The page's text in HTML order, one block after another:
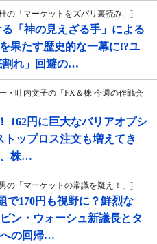
の「マーケットをズバリ裏読み」]
「神の見えざる手」による
果たす歴史的な一幕に!?ユ
割れ」回避の…
・叶内文子の「FX＆株 今週の作戦会
162円に巨大なバリアオプシ
トップロス注文も増えてき
、株…
の「マーケットの常識を疑え！」]
で170円も視野に？鮮烈な
ン・ウォーシュ新議長とタ
への回帰…